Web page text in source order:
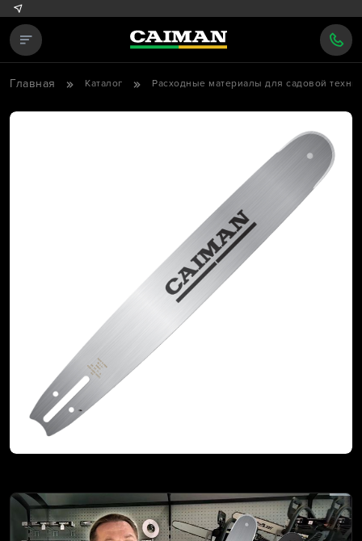
Главная Каталог Расходные материалы для садовой